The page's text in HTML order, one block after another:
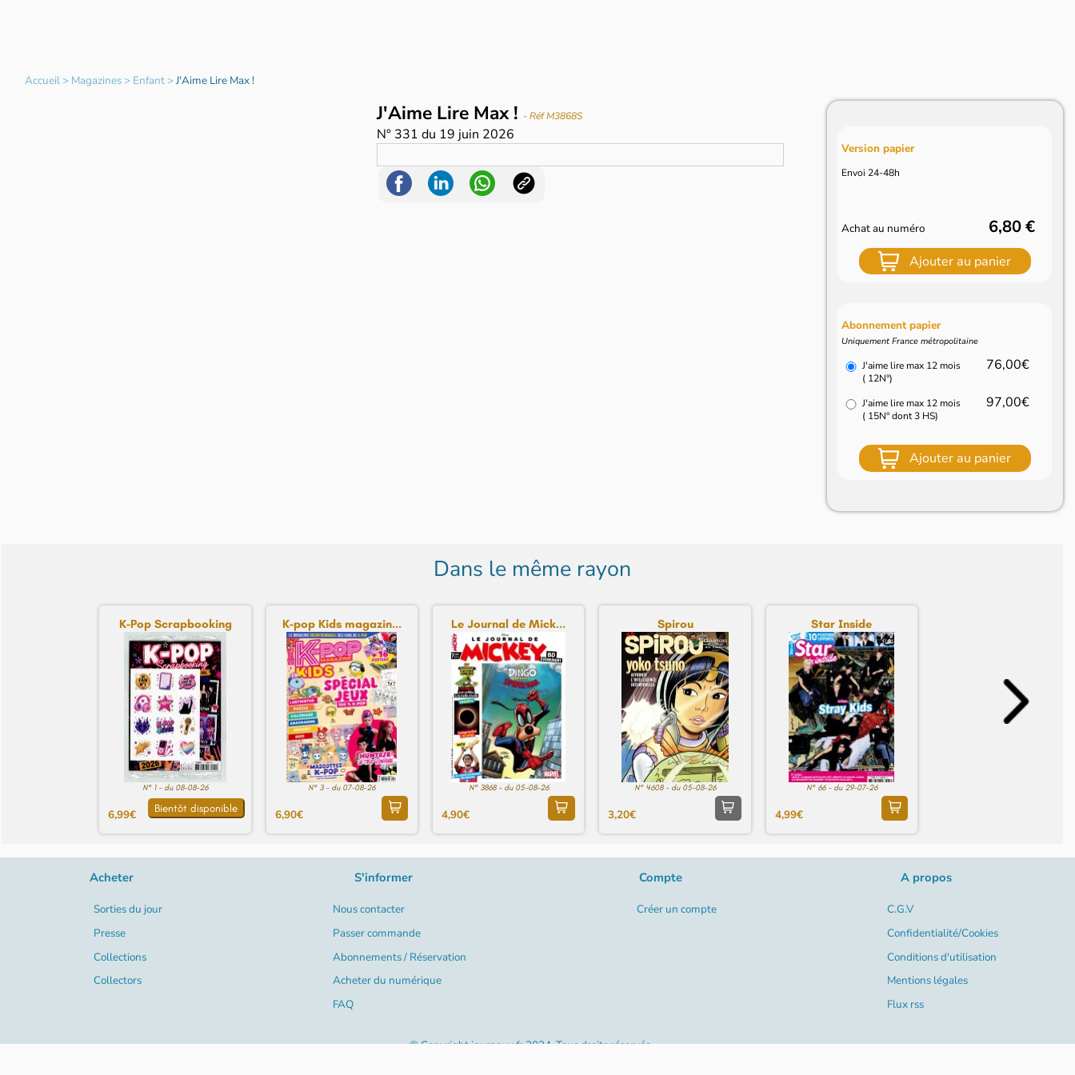
Accueil> Magazines> Enfant>J'Aime Lire Max !
J'Aime Lire Max ! - Réf M3868S
N° 331 du 19 juin 2026
Version papier
Envoi 24-48h
Achat au numéro 6,80 €
Ajouter au panier
Abonnement papier
Uniquement France métropolitaine
J'aime lire max 12 mois
( 12N°)
76,00€
J'aime lire max 12 mois
( 15N° dont 3 HS)
97,00€
Ajouter au panier
Dans le même rayon
K-Pop Scrapbooking
N° 1 - du 08-08-26
6,99€ Bientôt disponible
K-pop Kids magazin...
N° 3 - du 07-08-26
6,90€
Le Journal de Mick...
N° 3868 - du 05-08-26
4,90€
Spirou
N° 4608 - du 05-08-26
3,20€
Star Inside
N° 66 - du 29-07-26
4,99€
Acheter
Sorties du jour
Presse
Collections
Collectors
S'informer
Nous contacter
Passer commande
Abonnements / Réservation
Acheter du numérique
FAQ
Compte
Créer un compte
A propos
C.G.V
Confidentialité/Cookies
Conditions d'utilisation
Mentions légales
Flux rss
© Copyright journaux.fr 2024. Tous droits réservés